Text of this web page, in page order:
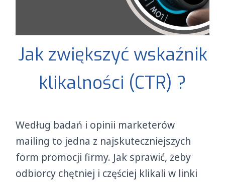
Jak zwiększyć wskaźnik
klikalności (CTR) ?
Według badań i opinii marketerów
mailing to jedna z najskuteczniejszych
form promocji firmy. Jak sprawić, żeby
odbiorcy chętniej i częściej klikali w linki